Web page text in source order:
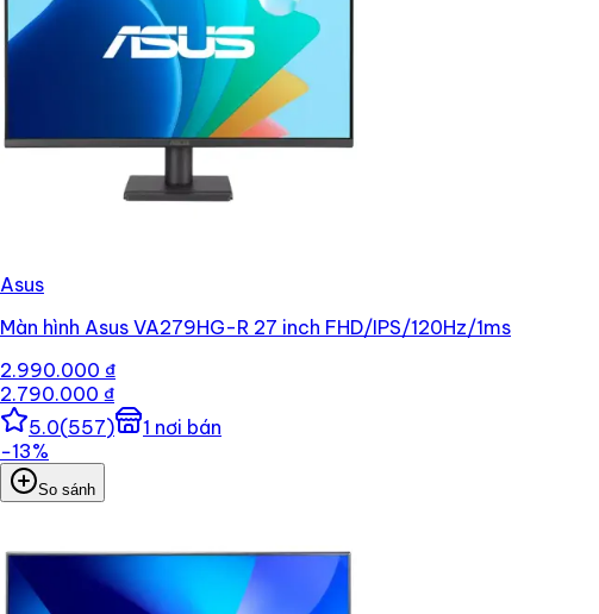
Asus
Màn hình Asus VA279HG-R 27 inch FHD/IPS/120Hz/1ms
2.990.000 ₫
2.790.000 ₫
5.0(557) 1 nơi bán
−13%
So sánh